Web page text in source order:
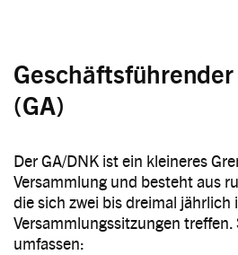
(GA)
Der GA/DNK ist ein kleineres
Versammlung und besteht aus
die sich zwei bis dreimal jährlich
Versammlungssitzungen
umfassen: